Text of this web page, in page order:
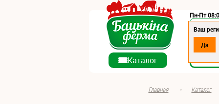
Пн-Пт
Ваш
Да
Каталог
Главная • Каталог